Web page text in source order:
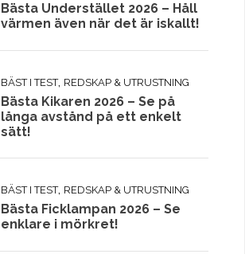
Bästa Understället 2026 – Håll
värmen även när det är iskallt!
BÄST I TEST, REDSKAP & UTRUSTNING
Bästa Kikaren 2026 – Se på
långa avstånd på ett enkelt
sätt!
BÄST I TEST, REDSKAP & UTRUSTNING
Bästa Ficklampan 2026 – Se
enklare i mörkret!